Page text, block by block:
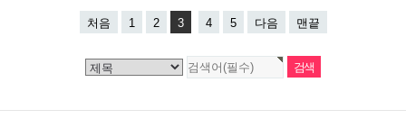
처음 1 2 3 4 5 다음 맨끝